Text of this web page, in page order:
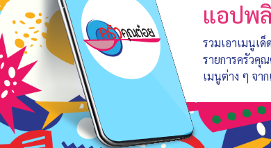
แอปพ
รวมเอาเมนูเ
รายการครัวคุ
เมนูต่าง ๆ จา